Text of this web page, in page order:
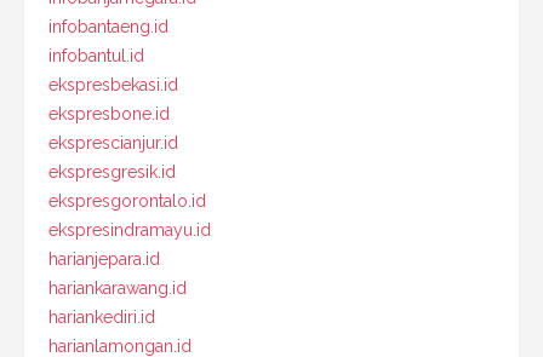
infobantaeng.id
infobantul.id
ekspresbekasi.id
ekspresbone.id
eksprescianjur.id
ekspresgresik.id
ekspresgorontalo.id
ekspresindramayu.id
harianjepara.id
hariankarawang.id
hariankediri.id
harianlamongan.id